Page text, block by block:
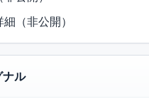
（非公開）
ナル